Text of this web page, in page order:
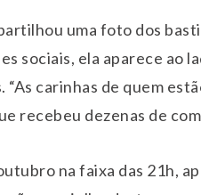
uma foto dos
sociais, ela aparece ao
carinhas de quem
recebeu dezenas de
na faixa das 21h,